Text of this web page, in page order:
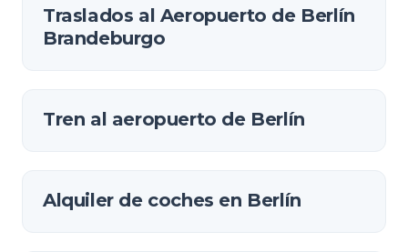
Traslados al Aeropuerto de Berlín
Brandeburgo
Tren al aeropuerto de Berlín
Alquiler de coches en Berlín